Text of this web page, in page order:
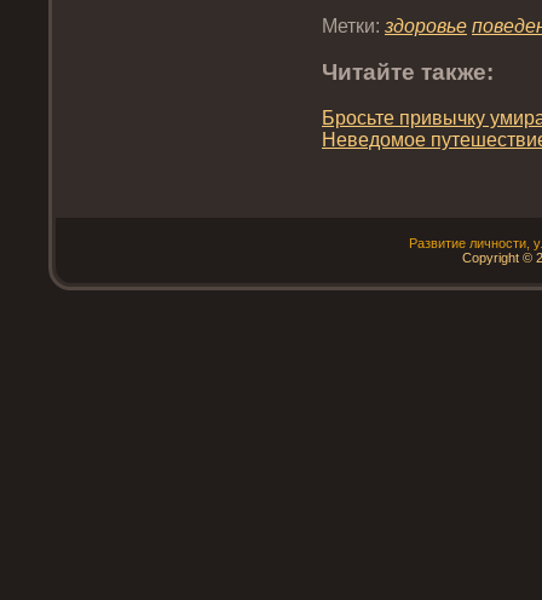
Метки: здοрοвье
Читайте также:
Брοсьте привычку
Неведοмοе
Развитие личнοсти,
Copyright ©